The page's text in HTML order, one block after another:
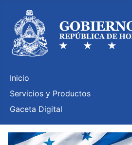
Inicio
Servicios y Productos
Gaceta Digital